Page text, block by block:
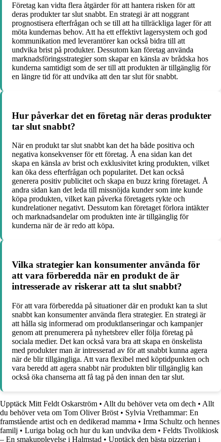
Företag kan vidta flera åtgärder för att hantera risken för att
deras produkter tar slut snabbt. En strategi är att noggrant
prognostisera efterfrågan och se till att ha tillräckliga lager för att
möta kundernas behov. Att ha ett effektivt lagersystem och god
kommunikation med leverantörer kan också bidra till att
undvika brist på produkter. Dessutom kan företag använda
marknadsföringsstrategier som skapar en känsla av brådska hos
kunderna samtidigt som de ser till att produkten är tillgänglig för
en längre tid för att undvika att den tar slut för snabbt.
Hur påverkar det en företag när deras produkter
tar slut snabbt?
När en produkt tar slut snabbt kan det ha både positiva och
negativa konsekvenser för ett företag. Å ena sidan kan det
skapa en känsla av brist och exklusivitet kring produkten, vilket
kan öka dess efterfrågan och popularitet. Det kan också
generera positiv publicitet och skapa en buzz kring företaget. Å
andra sidan kan det leda till missnöjda kunder som inte kunde
köpa produkten, vilket kan påverka företagets rykte och
kundrelationer negativt. Dessutom kan företaget förlora intäkter
och marknadsandelar om produkten inte är tillgänglig för
kunderna när de är redo att köpa.
Vilka strategier kan konsumenter använda för
att vara förberedda när en produkt de är
intresserade av riskerar att ta slut snabbt?
För att vara förberedda på situationer där en produkt kan ta slut
snabbt kan konsumenter använda flera strategier. En strategi är
att hålla sig informerad om produktlanseringar och kampanjer
genom att prenumerera på nyhetsbrev eller följa företag på
sociala medier. Det kan också vara bra att skapa en önskelista
med produkter man är intresserad av för att snabbt kunna agera
när de blir tillgängliga. Att vara flexibel med köptidpunkten och
vara beredd att agera snabbt när produkten blir tillgänglig kan
också öka chanserna att få tag på den innan den tar slut.
Upptäck Mitt Feldt Oskarström • Allt du behöver veta om dech • Allt
du behöver veta om Tom Oliver Bröst • Sylvia Vrethammar: En
framstående artist och en dedikerad mamma • Irma Schultz och hennes
familj • Luriga bolag och hur du kan undvika dem • Feldts Tivolikiosk
– En smakupplevelse i Halmstad • Upptäck den bästa pizzerian i